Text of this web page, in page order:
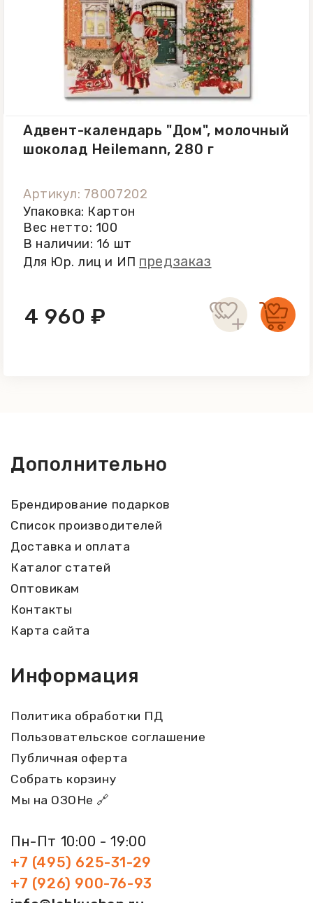
Адвент-календарь "Дом", молочный
шоколад Heilemann, 280 г
Артикул: 78007202
Упаковка: Картон
Вес нетто: 100
В наличии: 16 шт
Для Юр. лиц и ИП предзаказ
4 960 ₽
Дополнительно
Брендирование подарков
Список производителей
Доставка и оплата
Каталог статей
Оптовикам
Контакты
Карта сайта
Информация
Политика обработки ПД
Пользовательское соглашение
Публичная оферта
Собрать корзину
Мы на ОЗОНе 🔗
Пн-Пт 10:00 - 19:00
+7 (495) 625-31-29
+7 (926) 900-76-93